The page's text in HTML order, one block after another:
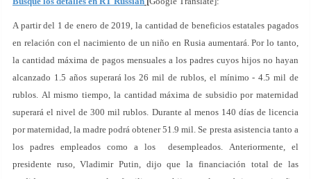
A partir del 1 de enero de 2019, la cantidad de beneficios estatales pagados
en relación con el nacimiento de un niño en Rusia aumentará. Por lo tanto,
la cantidad máxima de pagos mensuales a los padres cuyos hijos no hayan
alcanzado 1.5 años superará los 26 mil de rublos, el mínimo - 4.5 mil de
rublos. Al mismo tiempo, la cantidad máxima de subsidio por maternidad
superará el nivel de 300 mil rublos. Durante al menos 140 días de licencia
por maternidad, la madre podrá obtener 51.9 mil. Se presta asistencia tanto a
los padres empleados como a los desempleados. Anteriormente, el
presidente ruso, Vladimir Putin, dijo que la financiación total de las